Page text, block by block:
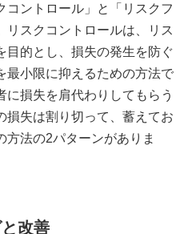
コントロール」と「リスクフ
リスクコントロールは、リス
目的とし、損失の発生を防ぐ
最小限に抑えるための方法で
損失を肩代わりしてもらう
損失は割り切って、蓄えてお
方法の2パターンがありま
改善